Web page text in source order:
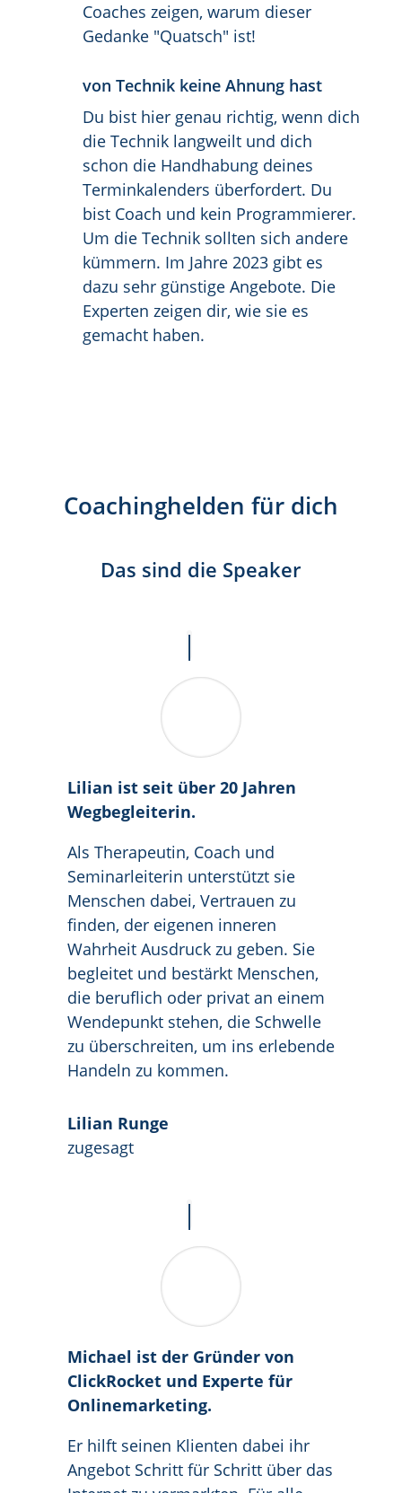
Coaches zeigen, warum dieser
Gedanke "Quatsch" ist!
von Technik keine Ahnung hast
Du bist hier genau richtig, wenn dich
die Technik langweilt und dich
schon die Handhabung deines
Terminkalenders überfordert. Du
bist Coach und kein Programmierer.
Um die Technik sollten sich andere
kümmern. Im Jahre 2023 gibt es
dazu sehr günstige Angebote. Die
Experten zeigen dir, wie sie es
gemacht haben.
Coachinghelden für dich
Das sind die Speaker
Lilian ist seit über 20 Jahren
Wegbegleiterin.
Als Therapeutin, Coach und
Seminarleiterin unterstützt sie
Menschen dabei, Vertrauen zu
finden, der eigenen inneren
Wahrheit Ausdruck zu geben. Sie
begleitet und bestärkt Menschen,
die beruflich oder privat an einem
Wendepunkt stehen, die Schwelle
zu überschreiten, um ins erlebende
Handeln zu kommen.
Lilian Runge
zugesagt
Michael ist der Gründer von
ClickRocket und Experte für
Onlinemarketing.
Er hilft seinen Klienten dabei ihr
Angebot Schritt für Schritt über das